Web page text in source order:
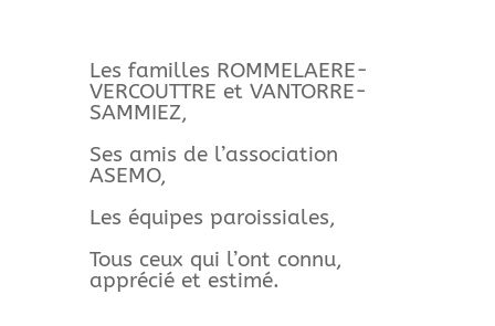
Les familles ROMMELAERE-
VERCOUTTRE et VANTORRE-
SAMMIEZ,
Ses amis de l’association
ASEMO,
Les équipes paroissiales,
Tous ceux qui l’ont connu,
apprécié et estimé.